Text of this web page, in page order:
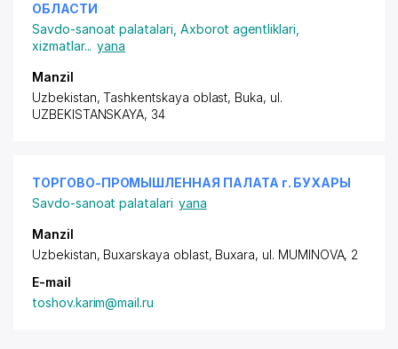
ОБЛАСТИ
Savdo-sanoat palatalari Axborot agentliklari,
xizmatlar... yana
Manzil
Uzbekistan, Tashkentskaya oblast, Buka, ul.
UZBEKISTANSKAYA, 34
ТОРГОВО-ПРОМЫШЛЕННАЯ ПАЛАТА г. БУХАРЫ
Savdo-sanoat palatalari yana
Manzil
Uzbekistan, Buxarskaya oblast, Buxara, ul. MUMINOVA, 2
E-mail
toshov.karim@mail.ru